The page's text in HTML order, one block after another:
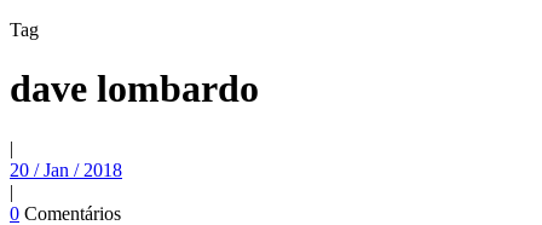
Tag
dave lombardo
|
20 / Jan / 2018
|
0 Comentários